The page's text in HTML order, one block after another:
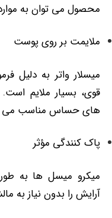
محصول می توان به موارد
ملایمت بر روی پوست
میسلار واتر به دلیل
قوی، بسیار ملایم
های حساس مناسب می‌
پاک ‌کنندگی مؤثر
میکرو میسل‌ ها به
آرایش را بدون نیاز به